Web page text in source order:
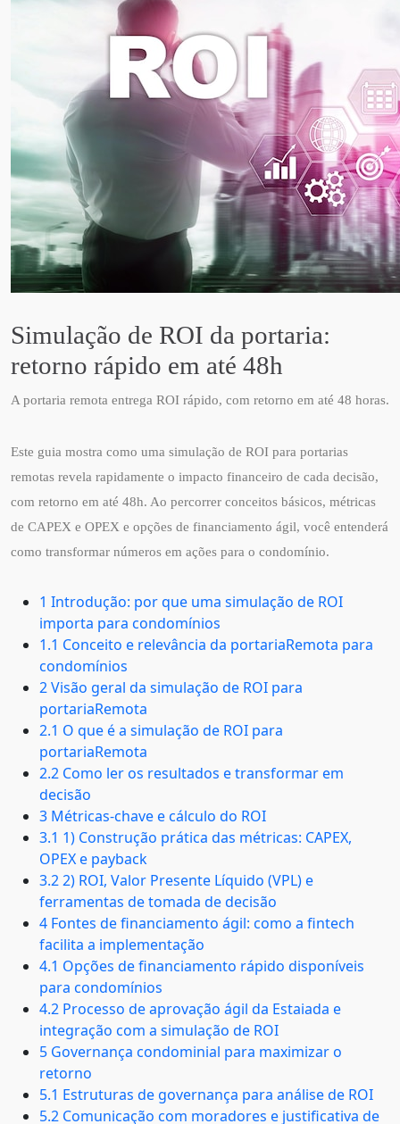
Simulação de ROI da portaria:
retorno rápido em até 48h
A portaria remota entrega ROI rápido, com retorno em até 48 horas.
Este guia mostra como uma simulação de ROI para portarias
remotas revela rapidamente o impacto financeiro de cada decisão,
com retorno em até 48h. Ao percorrer conceitos básicos, métricas
de CAPEX e OPEX e opções de financiamento ágil, você entenderá
como transformar números em ações para o condomínio.
1 Introdução: por que uma simulação de ROI
importa para condomínios
1.1 Conceito e relevância da portariaRemota para
condomínios
2 Visão geral da simulação de ROI para
portariaRemota
2.1 O que é a simulação de ROI para
portariaRemota
2.2 Como ler os resultados e transformar em
decisão
3 Métricas-chave e cálculo do ROI
3.1 1) Construção prática das métricas: CAPEX,
OPEX e payback
3.2 2) ROI, Valor Presente Líquido (VPL) e
ferramentas de tomada de decisão
4 Fontes de financiamento ágil: como a fintech
facilita a implementação
4.1 Opções de financiamento rápido disponíveis
para condomínios
4.2 Processo de aprovação ágil da Estaiada e
integração com a simulação de ROI
5 Governança condominial para maximizar o
retorno
5.1 Estruturas de governança para análise de ROI
5.2 Comunicação com moradores e justificativa de